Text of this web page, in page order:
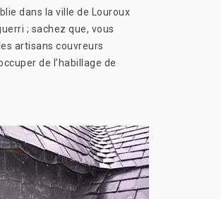
dans la ville de Louroux
; sachez que, vous
artisans couvreurs
de l’habillage de